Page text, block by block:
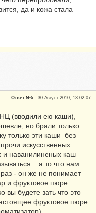
да и кожа стала
Ответ №5 :30 Август 2010, 13:02:07
(вводили ею каши),
но брали только
только эти каши без
искусственных
и наванилиненых каш
а то что нам
- он же не понимает
и фруктовое пюре
вы будете зать что это
фруктовое пюре